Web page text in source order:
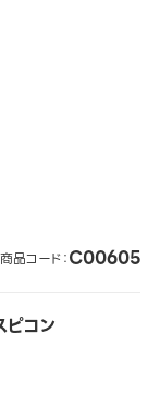
商品コード：C00605
ピコン